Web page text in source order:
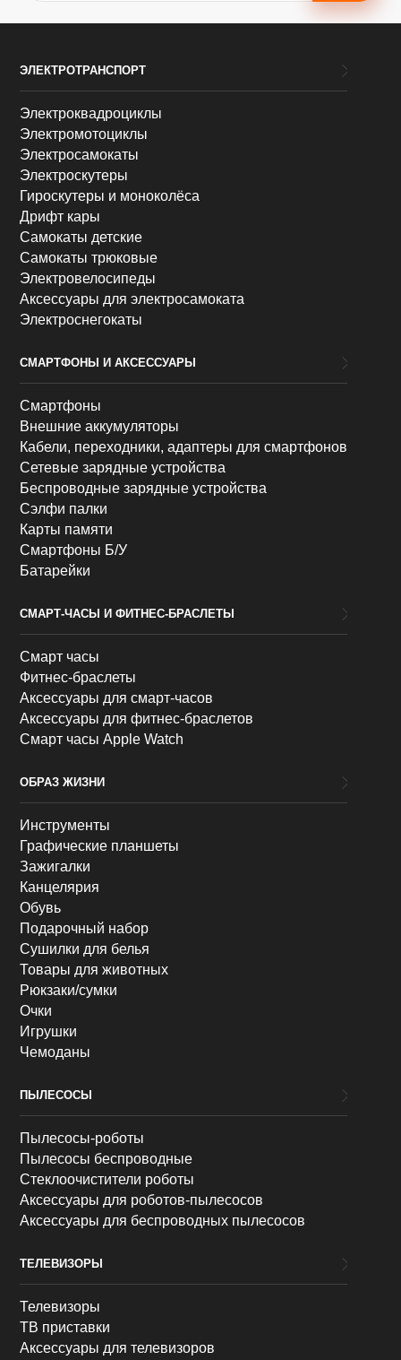
ЭЛЕКТРОТРАНСПОРТ
Электроквадроциклы
Электромотоциклы
Электросамокаты
Электроскутеры
Гироскутеры и моноколёса
Дрифт кары
Самокаты детские
Самокаты трюковые
Электровелосипеды
Аксессуары для электросамоката
Электроснегокаты
СМАРТФОНЫ И АКСЕССУАРЫ
Смартфоны
Внешние аккумуляторы
Кабели, переходники, адаптеры для смартфонов
Сетевые зарядные устройства
Беспроводные зарядные устройства
Сэлфи палки
Карты памяти
Смартфоны Б/У
Батарейки
СМАРТ-ЧАСЫ И ФИТНЕС-БРАСЛЕТЫ
Смарт часы
Фитнес-браслеты
Аксессуары для смарт-часов
Аксессуары для фитнес-браслетов
Смарт часы Apple Watch
ОБРАЗ ЖИЗНИ
Инструменты
Графические планшеты
Зажигалки
Канцелярия
Обувь
Подарочный набор
Сушилки для белья
Товары для животных
Рюкзаки/сумки
Очки
Игрушки
Чемоданы
ПЫЛЕСОСЫ
Пылесосы-роботы
Пылесосы беспроводные
Стеклоочистители роботы
Аксессуары для роботов-пылесосов
Аксессуары для беспроводных пылесосов
ТЕЛЕВИЗОРЫ
Телевизоры
ТВ приставки
Аксессуары для телевизоров